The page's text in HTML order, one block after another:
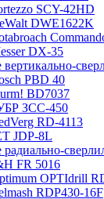
SCY-42HD
DWE1622K
DX-35
PBD 40
BD7037
ЗСС-450
RD-4113
JDP-8L
FR 5016
OPTIdrill
RDP430-16F